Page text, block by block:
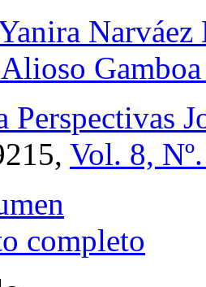
Narváez
Gamboa
Perspectivas
Vol. 8,
completo